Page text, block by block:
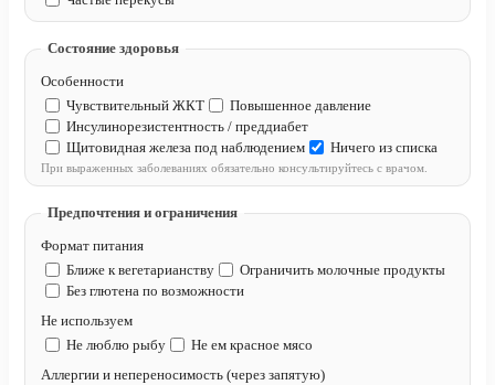
Состояние здоровья
Особенности
Чувствительный ЖКТ
Повышенное давление
Инсулинорезистентность / преддиабет
Щитовидная железа под наблюдением
Ничего из списка
При выраженных заболеваниях обязательно консультируйтесь с врачом.
Предпочтения и ограничения
Формат питания
Ближе к вегетарианству
Ограничить молочные продукты
Без глютена по возможности
Не используем
Не люблю рыбу
Не ем красное мясо
Аллергии и непереносимость (через запятую)